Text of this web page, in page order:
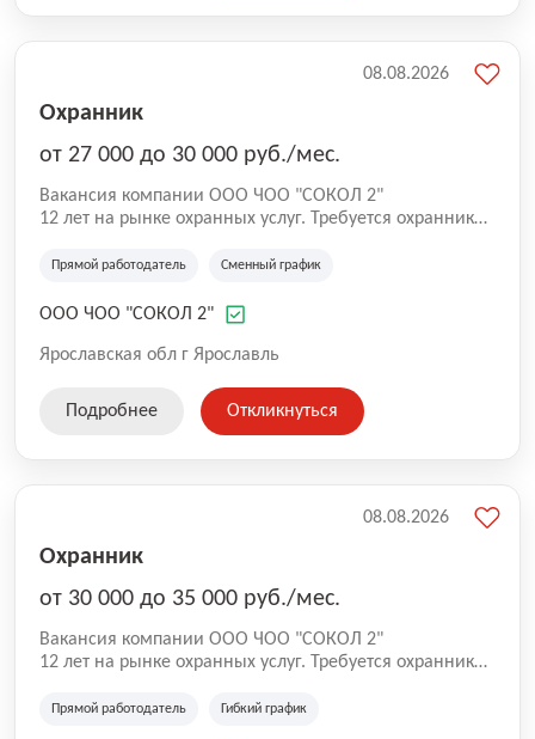
Охранник
от 27 000 до 30 000 руб./мес.
Вакансия компании ООО ЧОО "СОКОЛ 2"
12 лет на рынке охранных услуг. Требуется охранник
Прямой работодатель Сменный график
ООО ЧОО "СОКОЛ 2"
Ярославская обл г Ярославль
08.08.2026
Подробнее Откликнуться
Охранник
от 30 000 до 35 000 руб./мес.
Вакансия компании ООО ЧОО "СОКОЛ 2"
12 лет на рынке охранных услуг. Требуется охранник
Прямой работодатель Гибкий график
08.08.2026